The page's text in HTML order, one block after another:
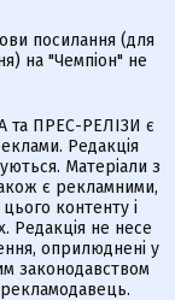
посилання (для
на "Чемпіон" не
та ПРЕС-РЕЛІЗИ є
Редакція
Матеріали з
є рекламними,
контенту і
Редакція не несе
оприлюднені у
законодавством
рекламодавець.